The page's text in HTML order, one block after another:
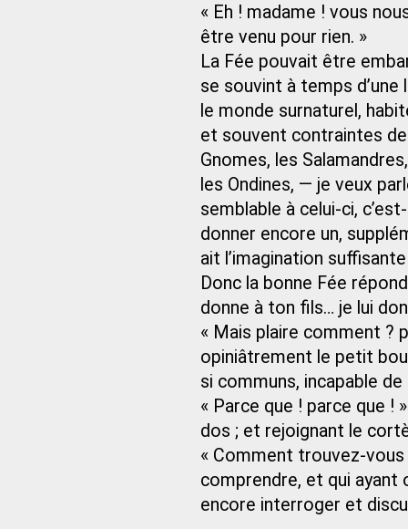
« Eh ! madame ! vous
être venu pour rien. »
La Fée pouvait être
se souvint à temps
le monde surnaturel,
et souvent contraintes de
Gnomes, les
les Ondines, — je veux
semblable à celui-ci,
donner encore un,
ait l’imagination
Donc la bonne Fée
donne à ton fils… je lui
« Mais plaire comment ?
opiniâtrement le petit
si communs, incapable de
« Parce que ! parce que !
dos ; et rejoignant le
« Comment trouvez-
comprendre, et qui
encore interroger et